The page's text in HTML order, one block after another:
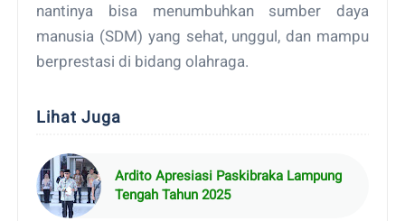
nantinya bisa menumbuhkan sumber daya
manusia (SDM) yang sehat, unggul, dan mampu
berprestasi di bidang olahraga.
Lihat Juga
Ardito Apresiasi Paskibraka Lampung
Tengah Tahun 2025